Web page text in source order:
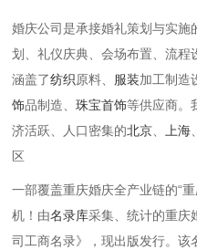
婚庆公司是承接婚礼策划与实
划、礼仪庆典、会场布置、流程
涵盖了纺织原料、 服装加工制造
饰品制造、珠宝首饰等供应商。
济活跃、人口密集的北京 上海
区
一部覆盖重庆婚庆全产业链的“
机！由名录库采集、统计的重庆
司工商名录》，现出版发行。